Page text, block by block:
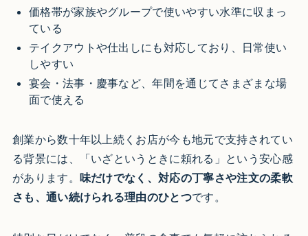
価格帯が家族やグループで使いやすい水準に収まっ
ている
テイクアウトや仕出しにも対応しており、日常使い
しやすい
宴会・法事・慶事など、年間を通じてさまざまな場
面で使える
創業から数十年以上続くお店が今も地元で支持されてい
る背景には、「いざというときに頼れる」という安心感
があります。 味だけでなく、対応の丁寧さや注文の柔軟
さも、通い続けられる理由のひとつです。